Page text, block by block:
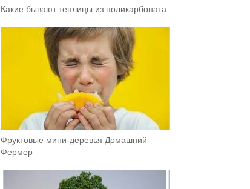
Какие бывают теплицы из поликарбоната
Фруктовыe мини-деревья Домашний
Фермер